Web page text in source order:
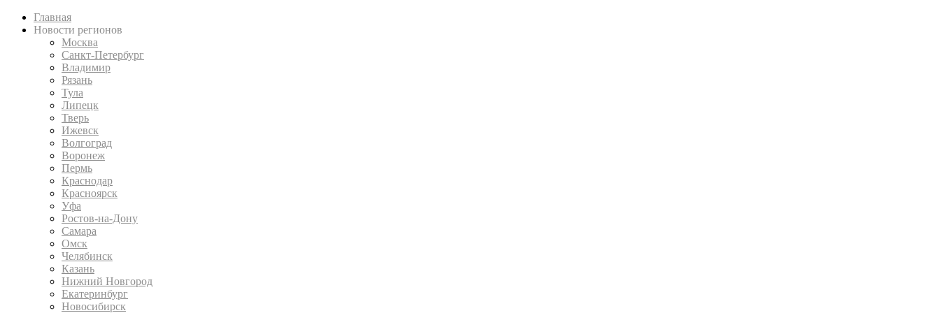
Главная
Новости регионов
Москва
Санкт-Петербург
Владимир
Рязань
Тула
Липецк
Тверь
Ижевск
Волгоград
Воронеж
Пермь
Краснодар
Красноярск
Уфа
Ростов-на-Дону
Самара
Омск
Челябинск
Казань
Нижний Новгород
Екатеринбург
Новосибирск